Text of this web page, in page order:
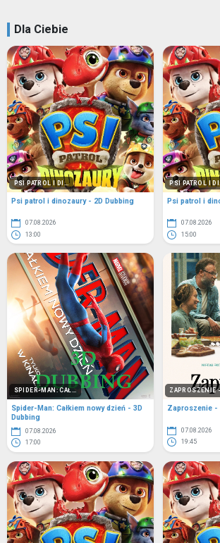
Dla Ciebie
PSI PATROL I DI...
Psi patrol i dinozaury - 2D Dubbing
07.08.2026
13:00
PSI PATROL I
Psi patrol i
07.08.2026
15:00
SPIDER-MAN: CAŁ...
Spider-Man: Całkiem nowy dzień - 3D
Dubbing
07.08.2026
17:00
ZAPROSZENIE
Zaproszenie -
07.08.2026
19:45